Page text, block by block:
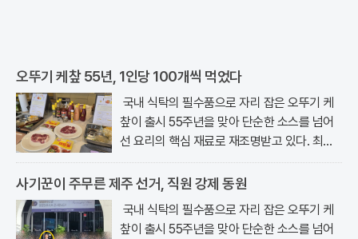
오뚜기 케챂 55년, 1인당 100개씩 먹었다
국내 식탁의 필수품으로 자리 잡은 오뚜기 케
챂이 출시 55주년을 맞아 단순한 소스를 넘어
선 요리의 핵심 재료로 재조명받고 있다. 최근
서울 강남구 논현동에 위치한 오키친..
사기꾼이 주무른 제주 선거, 직원 강제 동원
국내 식탁의 필수품으로 자리 잡은 오뚜기 케
챂이 출시 55주년을 맞아 단순한 소스를 넘어